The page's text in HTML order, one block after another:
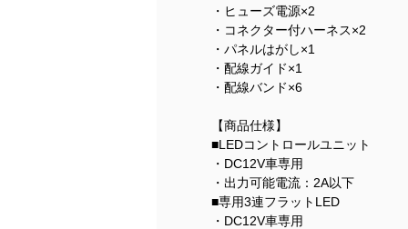
・ヒューズ電源×2
・コネクター付ハーネス×2
・パネルはがし×1
・配線ガイド×1
・配線バンド×6
【商品仕様】
■LEDコントロールユニット
・DC12V車専用
・出力可能電流：2A以下
■専用3連フラットLED
・DC12V車専用